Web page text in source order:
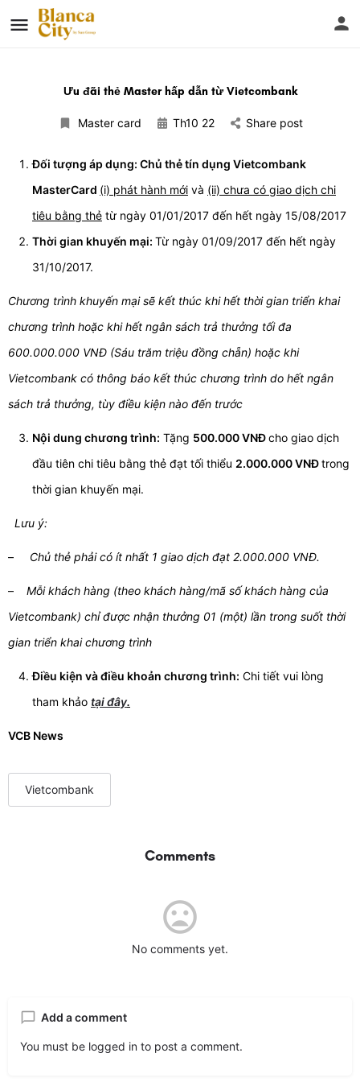
Ưu đãi thẻ Master hấp dẫn từ Vietcombank
Master card Th10 22 Share post
Đối tượng áp dụng: Chủ thẻ tín dụng Vietcombank
MasterCard (i) phát hành mới và (ii) chưa có giao dịch chi
tiêu bằng thẻ từ ngày 01/01/2017 đến hết ngày 15/08/2017
Thời gian khuyến mại: Từ ngày 01/09/2017 đến hết ngày
31/10/2017.
Chương trình khuyến mại sẽ kết thúc khi hết thời gian triển khai
chương trình hoặc khi hết ngân sách trả thưởng tối đa
600.000.000 VNĐ (Sáu trăm triệu đồng chẵn) hoặc khi
Vietcombank có thông báo kết thúc chương trình do hết ngân
sách trả thưởng, tùy điều kiện nào đến trước
Nội dung chương trình: Tặng 500.000 VNĐcho giao dịch
đầu tiên chi tiêu bằng thẻ đạt tối thiểu 2.000.000 VNĐtrong
thời gian khuyến mại.
Lưu ý:
– Chủ thẻ phải có ít nhất 1 giao dịch đạt 2.000.000 VNĐ.
– Mỗi khách hàng (theo khách hàng/mã số khách hàng của
Vietcombank) chỉ được nhận thưởng 01 (một) lần trong suốt thời
gian triển khai chương trình
Điều kiện và điều khoản chương trình: Chi tiết vui lòng
tham khảo tại đây.
VCB News
Vietcombank
Comments
No comments yet.
Add a comment
You must be logged in to post a comment.